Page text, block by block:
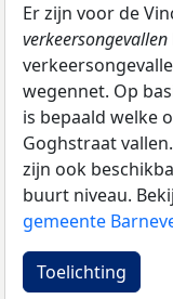
Er zijn voor de
verkeersongevallen
wegennet. Op
is bepaald welke
Goghstraat
zijn ook
buurt niveau.
gemeente
Toelichting